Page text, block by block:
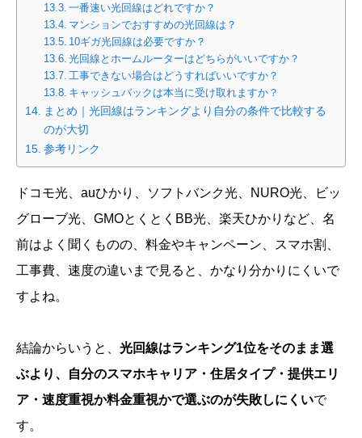
一番速い光回線はどれですか？
マンションでおすすめの光回線は？
10ギガ光回線は必要ですか？
光回線とホームルーターはどちらがいいですか？
工事できない場合はどうすればいいですか？
キャッシュバックは本当に受け取れますか？
まとめ｜光回線はランキングより自分の条件で比較する
のが大切
参考リンク
ドコモ光、auひかり、ソフトバンク光、NURO光、ビッ
グローブ光、GMOとくとくBB光、楽天ひかりなど、名
前はよく聞くものの、料金やキャンペーン、スマホ割、
工事費、速度の違いまで見ると、かなり分かりにくいで
すよね。
結論からいうと、 光回線はランキング1位をそのまま選
ぶより、自分のスマホキャリア・住居タイプ・提供エリ
ア・速度重視か料金重視かで選ぶのが失敗しにくいで
す。